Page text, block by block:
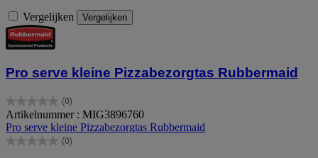
Vergelijken Vergelijken
Pro serve kleine Pizzabezorgtas Rubbermaid
(0)
0.0
van
de
5
Artikelnummer : MIG3896760
Pro serve kleine Pizzabezorgtas Rubbermaid
(0)
0.0